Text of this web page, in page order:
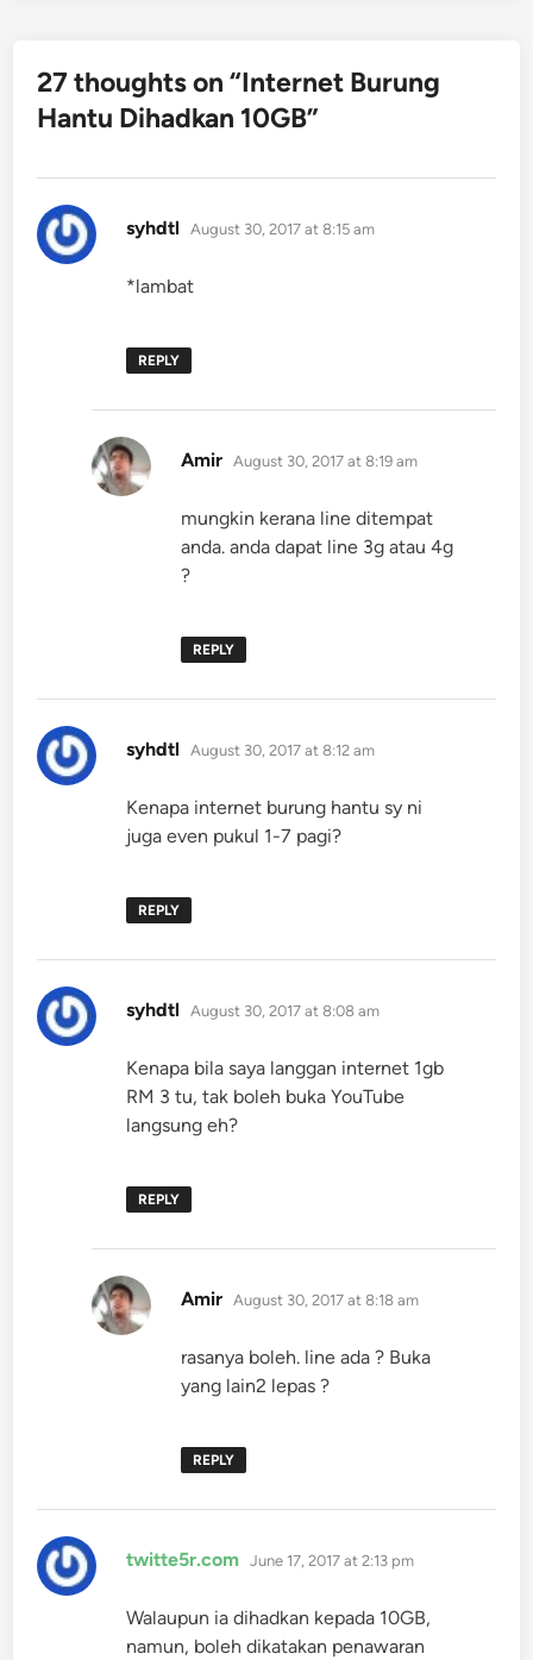
27 thoughts on “Internet Burung
Hantu Dihadkan 10GB”
syhdtl says:
August 30, 2017 at 8:15 am
*lambat
REPLY
Amir says:
August 30, 2017 at 8:19 am
mungkin kerana line ditempat
anda. anda dapat line 3g atau 4g
?
REPLY
syhdtl says:
August 30, 2017 at 8:12 am
Kenapa internet burung hantu sy ni
juga even pukul 1-7 pagi?
REPLY
syhdtl says:
August 30, 2017 at 8:08 am
Kenapa bila saya langgan internet 1gb
RM 3 tu, tak boleh buka YouTube
langsung eh?
REPLY
Amir says:
August 30, 2017 at 8:18 am
rasanya boleh. line ada ? Buka
yang lain2 lepas ?
REPLY
twitte5r.com says:
June 17, 2017 at 2:13 pm
Walaupun ia dihadkan kepada 10GB,
namun, boleh dikatakan penawaran